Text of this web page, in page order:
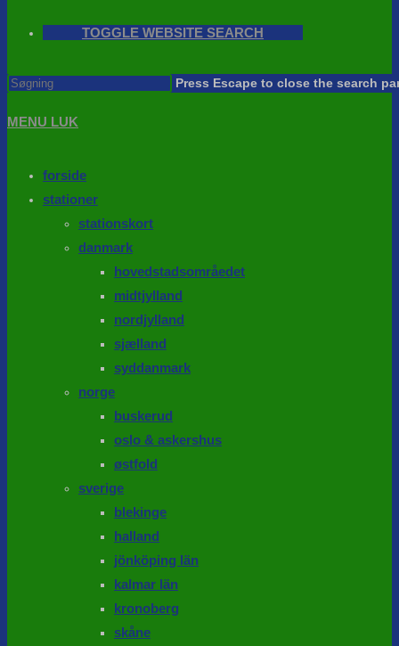
TOGGLE WEBSITE SEARCH
Press Escape to close the search
MENU LUK
forside
stationer
stationskort
danmark
hovedstadsområedet
midtjylland
nordjylland
sjælland
syddanmark
norge
buskerud
oslo & askershus
østfold
sverige
blekinge
halland
jönköping län
kalmar län
kronoberg
skåne